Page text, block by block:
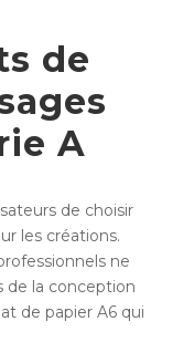
de
A
de choisir
les créations.
ne
de la conception
de papier A6 qui